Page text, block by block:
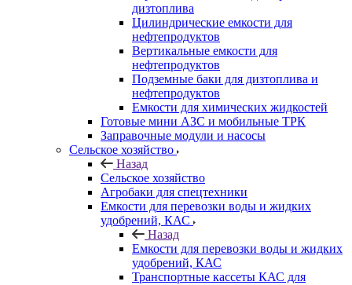
дизтоплива
Цилиндрические емкости для
нефтепродуктов
Вертикальные емкости для
нефтепродуктов
Подземные баки для дизтоплива и
нефтепродуктов
Емкости для химических жидкостей
Готовые мини АЗС и мобильные ТРК
Заправочные модули и насосы
Сельское хозяйство
Назад
Сельское хозяйство
Агробаки для спецтехники
Емкости для перевозки воды и жидких
удобрений, КАС
Назад
Емкости для перевозки воды и жидких
удобрений, КАС
Транспортные кассеты КАС для